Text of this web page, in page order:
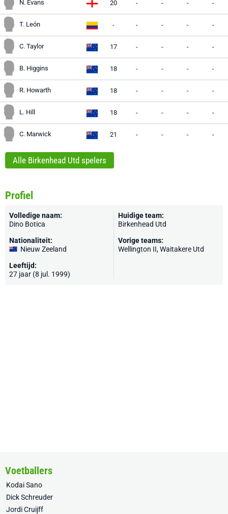
N. Evans 20 - - - -
T. León - - - - -
C. Taylor 17 - - - -
B. Higgins 18 - - - -
R. Howarth 18 - - - -
L. Hill 18 - - - -
C. Marwick 21 - - - -
Alle Birkenhead Utd spelers
Profiel
Volledige naam:
Dino Botica
Nationaliteit:
Nieuw Zeeland
Leeftijd:
27 jaar (8 jul. 1999)
Huidige team:
Birkenhead Utd
Vorige teams:
Wellington II, Waitakere Utd
Voetballers
Kodai Sano
Dick Schreuder
Jordi Cruijff